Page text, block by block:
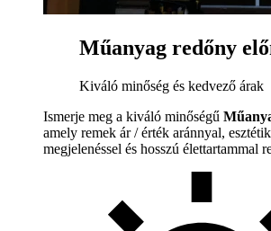
Műanyag redőny
Kiváló minőség és kedvező árak
Ismerje meg a kiváló minőségű
amely remek ár / érték aránnyal,
megjelenéssel és hosszú élettartammal